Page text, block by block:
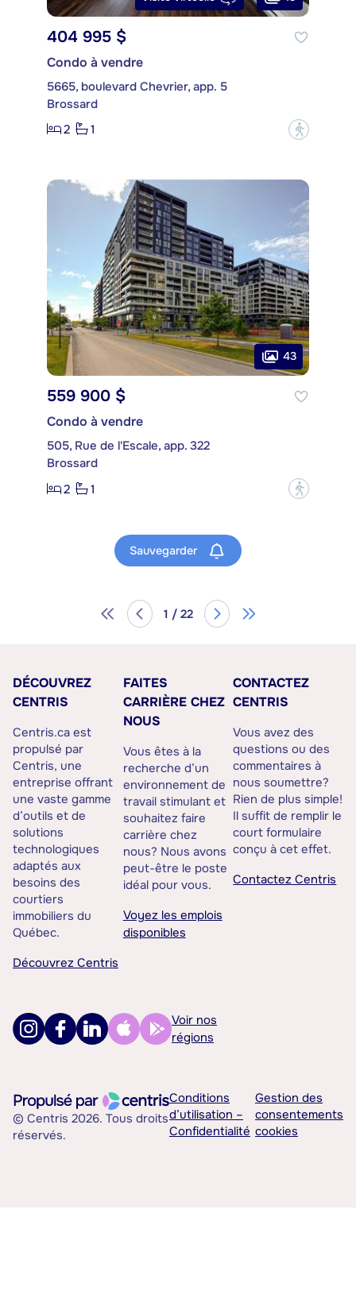
404 995 $
Condo à vendre
5665, boulevard Chevrier, app. 5
Brossard
2
1 ?
43
559 900 $
Condo à vendre
505, Rue de l'Escale, app. 322
Brossard
2
1 ?
Sauvegarder
1 / 22
DÉCOUVREZ
CENTRIS
Centris.ca est
propulsé par
Centris, une
entreprise offrant
une vaste gamme
d’outils et de
solutions
technologiques
adaptés aux
besoins des
courtiers
immobiliers du
Québec.
Découvrez Centris
FAITES
CARRIÈRE CHEZ
NOUS
Vous êtes à la
recherche d’un
environnement de
travail stimulant et
souhaitez faire
carrière chez
nous? Nous avons
peut-être le poste
idéal pour vous.
Voyez les emplois
disponibles
CONTACTEZ
CENTRIS
Vous avez des
questions ou des
commentaires à
nous soumettre?
Rien de plus simple!
Il suffit de remplir le
court formulaire
conçu à cet effet.
Contactez Centris
Voir nos
régions
© Centris 2026. Tous droits
réservés.
Conditions
d’utilisation –
Confidentialité
Gestion des
consentements
cookies